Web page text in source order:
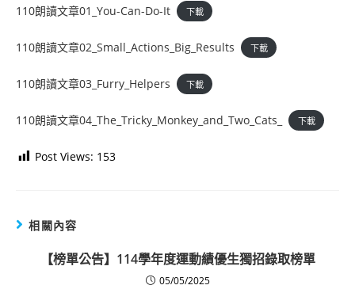
110朗讀文章01_You-Can-Do-It 下載
110朗讀文章02_Small_Actions_Big_Results 下載
110朗讀文章03_Furry_Helpers 下載
110朗讀文章04_The_Tricky_Monkey_and_Two_Cats_ 下載
Post Views: 153
相關內容
【榜單公告】114學年度運動績優生獨招錄取榜單
05/05/2025